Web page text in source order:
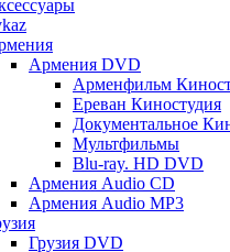
Армения DVD
Арменфильм
Ереван Киностудия
Документальное
Мультфильмы
Blu-ray. HD DVD
Армения Audio CD
Армения Audio MP3
Грузия DVD